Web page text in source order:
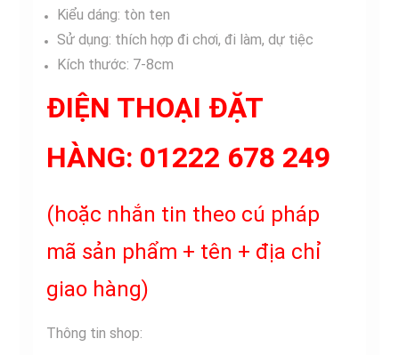
Kiểu dáng: tòn ten
Sử dụng: thích hợp đi chơi, đi làm, dự tiệc
Kích thước: 7-8cm
ĐIỆN THOẠI ĐẶT
HÀNG: 01222 678 249
(hoặc nhắn tin theo cú pháp
mã sản phẩm + tên + địa chỉ
giao hàng)
Thông tin shop: